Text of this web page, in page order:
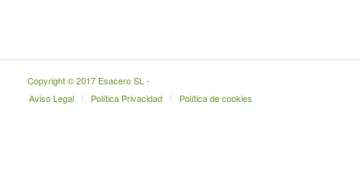
Copyright © 2017 Esacero SL -
Aviso Legal
Política Privacidad Política de cookies